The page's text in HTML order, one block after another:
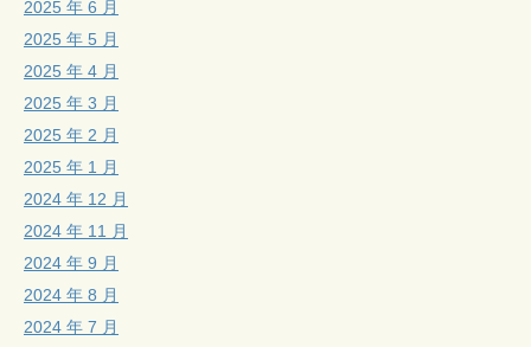
2025 年 6 月
2025 年 5 月
2025 年 4 月
2025 年 3 月
2025 年 2 月
2025 年 1 月
2024 年 12 月
2024 年 11 月
2024 年 9 月
2024 年 8 月
2024 年 7 月